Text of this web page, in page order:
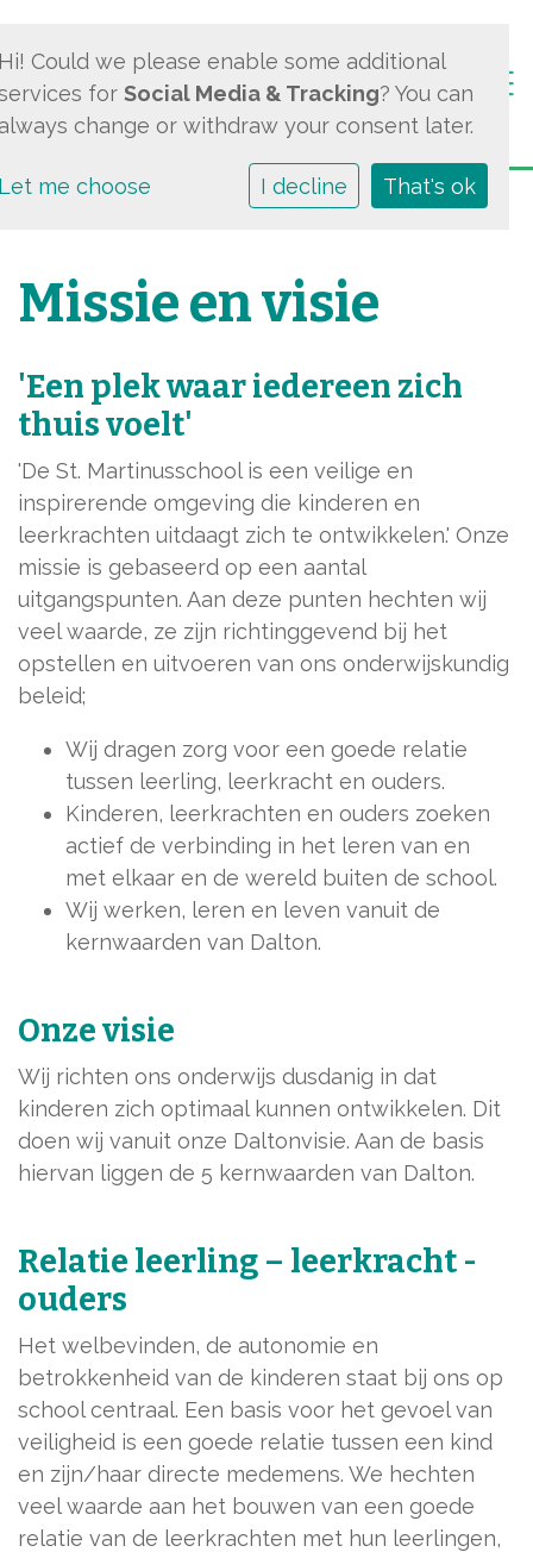
Missie en visie
'Een plek waar iedereen zich
thuis voelt'
'De St. Martinusschool is een veilige en
inspirerende omgeving die kinderen en
leerkrachten uitdaagt zich te ontwikkelen.' Onze
missie is gebaseerd op een aantal
uitgangspunten. Aan deze punten hechten wij
veel waarde, ze zijn richtinggevend bij het
opstellen en uitvoeren van ons onderwijskundig
beleid;
Wij dragen zorg voor een goede relatie
tussen leerling, leerkracht en ouders.
Kinderen, leerkrachten en ouders zoeken
actief de verbinding in het leren van en
met elkaar en de wereld buiten de school.
Wij werken, leren en leven vanuit de
kernwaarden van Dalton.
Onze visie
Wij richten ons onderwijs dusdanig in dat
kinderen zich optimaal kunnen ontwikkelen. Dit
doen wij vanuit onze Daltonvisie. Aan de basis
hiervan liggen de 5 kernwaarden van Dalton.
Relatie leerling – leerkracht -
ouders
Het welbevinden, de autonomie en
betrokkenheid van de kinderen staat bij ons op
school centraal. Een basis voor het gevoel van
veiligheid is een goede relatie tussen een kind
en zijn/haar directe medemens. We hechten
veel waarde aan het bouwen van een goede
relatie van de leerkrachten met hun leerlingen,
Could we please enable some additional
for Social Media & Tracking? You can
change or withdraw your consent later.
me choose I decline That's ok